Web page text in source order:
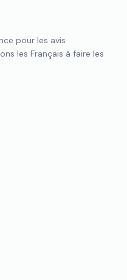
pour les avis
les Français à faire les